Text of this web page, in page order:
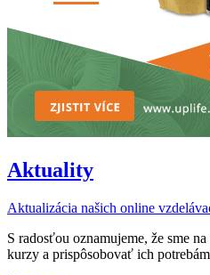
Aktuality
Aktualizácia našich online
S radosťou oznamujeme, že sme
kurzy a prispôsobovať ich